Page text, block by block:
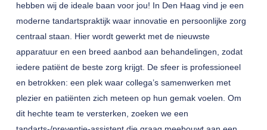
hebben wij de ideale baan voor jou! In Den Haag vind je een
moderne tandartspraktijk waar innovatie en persoonlijke zorg
centraal staan. Hier wordt gewerkt met de nieuwste
apparatuur en een breed aanbod aan behandelingen, zodat
iedere patiënt de beste zorg krijgt. De sfeer is professioneel
en betrokken: een plek waar collega’s samenwerken met
plezier en patiënten zich meteen op hun gemak voelen. Om
dit hechte team te versterken, zoeken we een